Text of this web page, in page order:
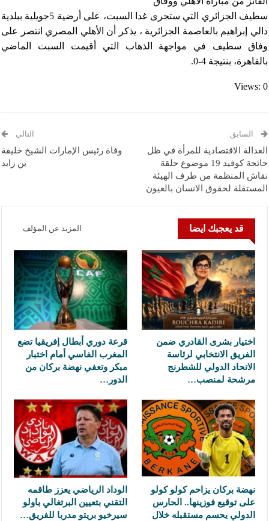
سطيف الجزائري التي ستجرى غدا السبت، على أرضية 5جويلية ببلدية
دالي إبراهيم بالعاصمة الجزائرية ، يذكر أن الأهلي المصري انتصر على
وفاق سطيف في مواجهة الذهاب التي أقيمت السبت الماضي
بالقاهرة، بنتيجة 4-0.
Views: 0
السابق
العدالة الاقتصادية للمرأة في ظل
جائحة كوفید 19 موضوع حلقة
نقاش المنظمة من طرف الهيئة
المستقلة لحقوق الانسان بالعيون
التالي
وفاة رئيس الإمارات الشيخ خليفة
بن زايد
قد يعجبك ايضا المزيد عن المؤلف
اختيار بشرى القادري ضمن
الفريق الانتخابي لرئاسة
الاتحاد الدولي للشطرنج
مرشحة لمنصب…
قرعة دوري أبطال إفريقيا تضع
المغرب الفاسي أمام اختبار
مبكر وتعفي نهضة بركان من
الدور…
نهضة بركان يزاحم كولو كولو
على توقيع فوزينها.. الحارس
الدولي يحسم مستقبله خلال
الوداد الرياضي يعزز طاقمه
التقني بتعيين البرتغالي باولو
سيرخيو بريتو مدربا للفريق…